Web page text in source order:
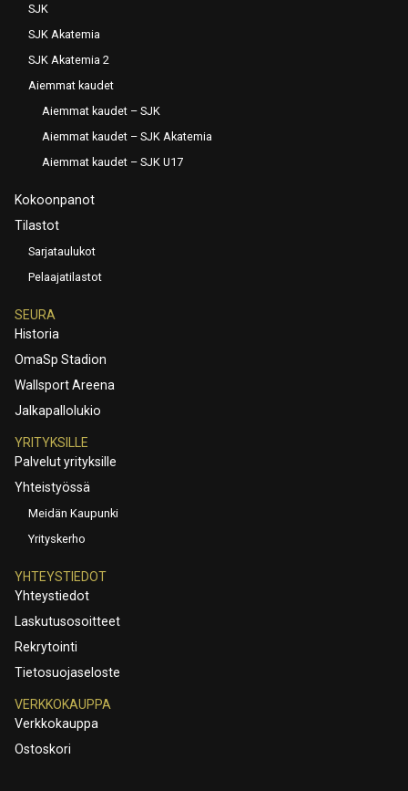
SJK
SJK Akatemia
SJK Akatemia 2
Aiemmat kaudet
Aiemmat kaudet – SJK
Aiemmat kaudet – SJK Akatemia
Aiemmat kaudet – SJK U17
Kokoonpanot
Tilastot
Sarjataulukot
Pelaajatilastot
SEURA
Historia
OmaSp Stadion
Wallsport Areena
Jalkapallolukio
YRITYKSILLE
Palvelut yrityksille
Yhteistyössä
Meidän Kaupunki
Yrityskerho
YHTEYSTIEDOT
Yhteystiedot
Laskutusosoitteet
Rekrytointi
Tietosuojaseloste
VERKKOKAUPPA
Verkkokauppa
Ostoskori